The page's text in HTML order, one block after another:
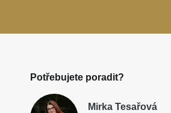
Potřebujete poradit?
Mirka Tesařová